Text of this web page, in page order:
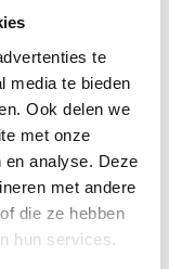
te
media te bieden
Ook delen we
met onze
analyse. Deze
met andere
die ze hebben
hun services.